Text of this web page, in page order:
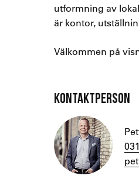
utformning av
är kontor,
Välkommen på
KONTAKTPERSON